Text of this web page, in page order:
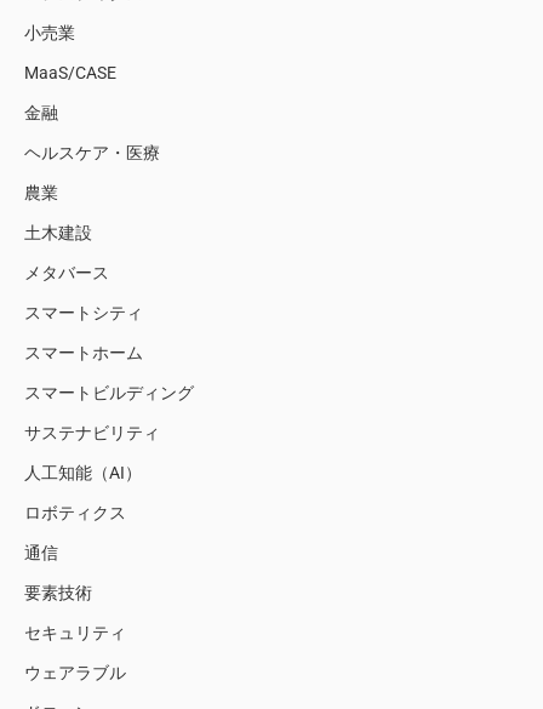
小売業
MaaS/CASE
金融
ヘルスケア・医療
農業
土木建設
メタバース
スマートシティ
スマートホーム
スマートビルディング
サステナビリティ
人工知能（AI）
ロボティクス
通信
要素技術
セキュリティ
ウェアラブル